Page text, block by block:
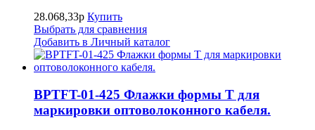
28.068,33р Купить
Выбрать для сравнения
Добавить в Личный каталог
BPTFT-01-425 Флажки формы Т для
маркировки оптоволоконного кабеля.